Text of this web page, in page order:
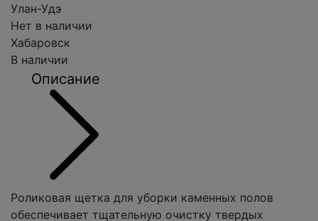
Улан-Удэ
Нет в наличии
Хабаровск
В наличии
Описание
Роликовая щетка для уборки каменных полов
обеспечивает тщательную очистку твердых